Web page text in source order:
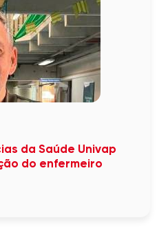
da Saúde Univap
do enfermeiro